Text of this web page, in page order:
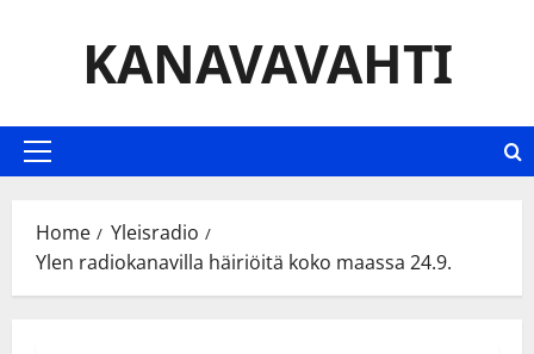
KANAVAVAHTI
Primary
Home
Yleisradio
Ylen radiokanavilla häiriöitä koko maassa 24.9.